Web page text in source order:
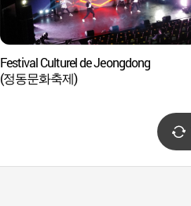
Festival Culturel de Jeongdong
(정동문화축제)